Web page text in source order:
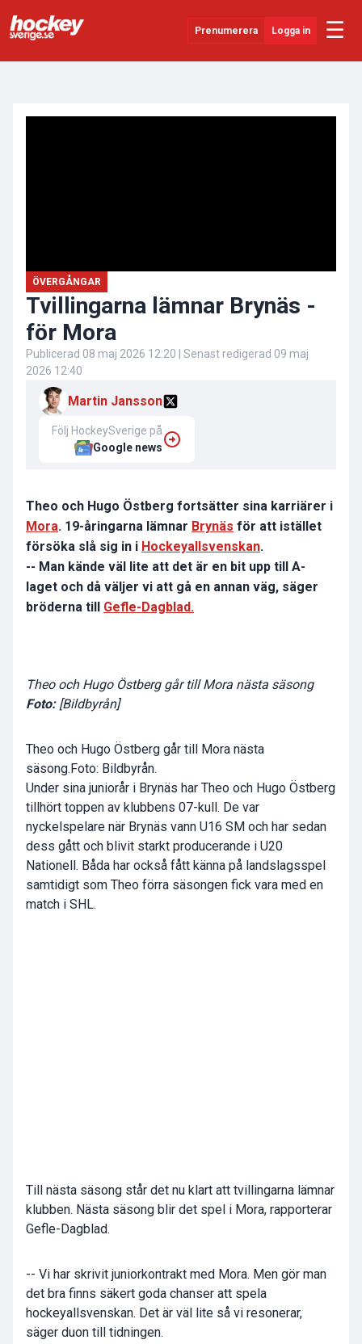
Prenumerera Logga in ☰
ÖVERGÅNGAR
Tvillingarna lämnar Brynäs -
för Mora
Publicerad 08 maj 2026 12:20 | Senast redigerad 09 maj
2026 12:40
Martin Jansson
Följ HockeySverige på
Google news
Theo och Hugo Östberg fortsätter sina karriärer i
Mora. 19-åringarna lämnar Brynäs för att istället
försöka slå sig in i Hockeyallsvenskan.
-- Man kände väl lite att det är en bit upp till A-
laget och då väljer vi att gå en annan väg, säger
bröderna till Gefle-Dagblad.
Theo och Hugo Östberg går till Mora nästa säsong
Foto: [Bildbyrån]
Theo och Hugo Östberg går till Mora nästa
säsong.Foto: Bildbyrån.
Under sina juniorår i Brynäs har Theo och Hugo Östberg
tillhört toppen av klubbens 07-kull. De var
nyckelspelare när Brynäs vann U16 SM och har sedan
dess gått och blivit starkt producerande i U20
Nationell. Båda har också fått känna på landslagsspel
samtidigt som Theo förra säsongen fick vara med en
match i SHL.
Till nästa säsong står det nu klart att tvillingarna lämnar
klubben. Nästa säsong blir det spel i Mora, rapporterar
Gefle-Dagblad.
-- Vi har skrivit juniorkontrakt med Mora. Men gör man
det bra finns säkert goda chanser att spela
hockeyallsvenskan. Det är väl lite så vi resonerar,
säger duon till tidningen.